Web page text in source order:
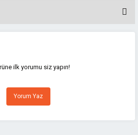
teşekkür ederiz.
veya görüntülenemiyor.
bilgiler bulunuyor.
ilk yorumu siz yapın!
Yorum Yaz